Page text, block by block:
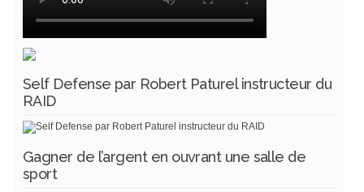
Self Defense par Robert Paturel instructeur du
RAID
Gagner de l’argent en ouvrant une salle de
sport